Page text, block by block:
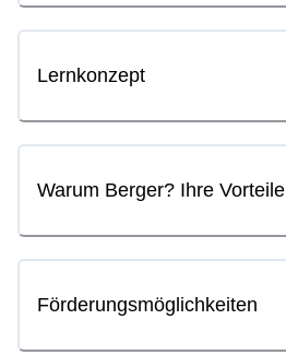
Lernkonzept
Warum Berger? Ihre Vorteile
Förderungsmöglichkeiten